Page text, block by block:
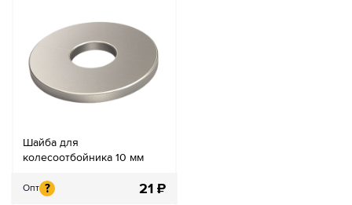
Шайба для
колесоотбойника 10 мм
Опт ? 21 ₽